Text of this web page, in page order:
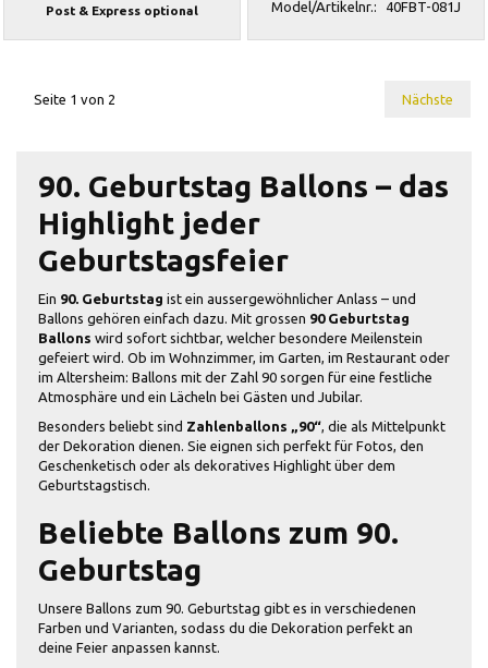
Post & Express optional
Model/Artikelnr.: 40FBT-081J
Seite 1 von 2 Nächste
90. Geburtstag Ballons – das
Highlight jeder
Geburtstagsfeier
Ein 90. Geburtstag ist ein aussergewöhnlicher Anlass – und
Ballons gehören einfach dazu. Mit grossen 90 Geburtstag
Ballons wird sofort sichtbar, welcher besondere Meilenstein
gefeiert wird. Ob im Wohnzimmer, im Garten, im Restaurant oder
im Altersheim: Ballons mit der Zahl 90 sorgen für eine festliche
Atmosphäre und ein Lächeln bei Gästen und Jubilar.
Besonders beliebt sind Zahlenballons „90“, die als Mittelpunkt
der Dekoration dienen. Sie eignen sich perfekt für Fotos, den
Geschenketisch oder als dekoratives Highlight über dem
Geburtstagstisch.
Beliebte Ballons zum 90.
Geburtstag
Unsere Ballons zum 90. Geburtstag gibt es in verschiedenen
Farben und Varianten, sodass du die Dekoration perfekt an
deine Feier anpassen kannst.